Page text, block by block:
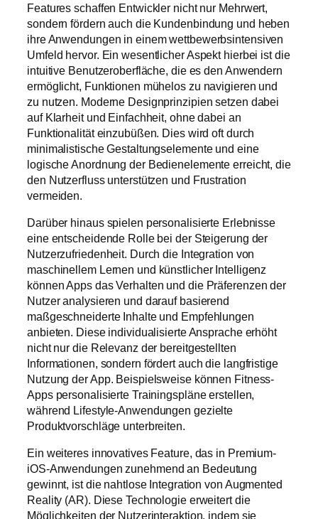
Features schaffen Entwickler nicht nur Mehrwert,
sondern fördern auch die Kundenbindung und heben
ihre Anwendungen in einem wettbewerbsintensiven
Umfeld hervor. Ein wesentlicher Aspekt hierbei ist die
intuitive Benutzeroberfläche, die es den Anwendern
ermöglicht, Funktionen mühelos zu navigieren und
zu nutzen. Moderne Designprinzipien setzen dabei
auf Klarheit und Einfachheit, ohne dabei an
Funktionalität einzubüßen. Dies wird oft durch
minimalistische Gestaltungselemente und eine
logische Anordnung der Bedienelemente erreicht, die
den Nutzerfluss unterstützen und Frustration
vermeiden.
Darüber hinaus spielen personalisierte Erlebnisse
eine entscheidende Rolle bei der Steigerung der
Nutzerzufriedenheit. Durch die Integration von
maschinellem Lernen und künstlicher Intelligenz
können Apps das Verhalten und die Präferenzen der
Nutzer analysieren und darauf basierend
maßgeschneiderte Inhalte und Empfehlungen
anbieten. Diese individualisierte Ansprache erhöht
nicht nur die Relevanz der bereitgestellten
Informationen, sondern fördert auch die langfristige
Nutzung der App. Beispielsweise können Fitness-
Apps personalisierte Trainingspläne erstellen,
während Lifestyle-Anwendungen gezielte
Produktvorschläge unterbreiten.
Ein weiteres innovatives Feature, das in Premium-
iOS-Anwendungen zunehmend an Bedeutung
gewinnt, ist die nahtlose Integration von Augmented
Reality (AR). Diese Technologie erweitert die
Möglichkeiten der Nutzerinteraktion, indem sie